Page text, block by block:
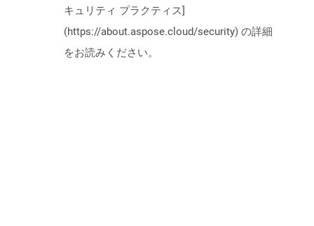
キュリティ プラクティス]
(https://about.aspose.cloud/security) の詳細
をお読みください。